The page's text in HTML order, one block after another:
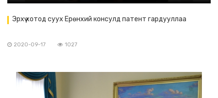
Эрхүү хотод суух Ерөнхий консулд патент гардууллаа
2020-09-17 1027